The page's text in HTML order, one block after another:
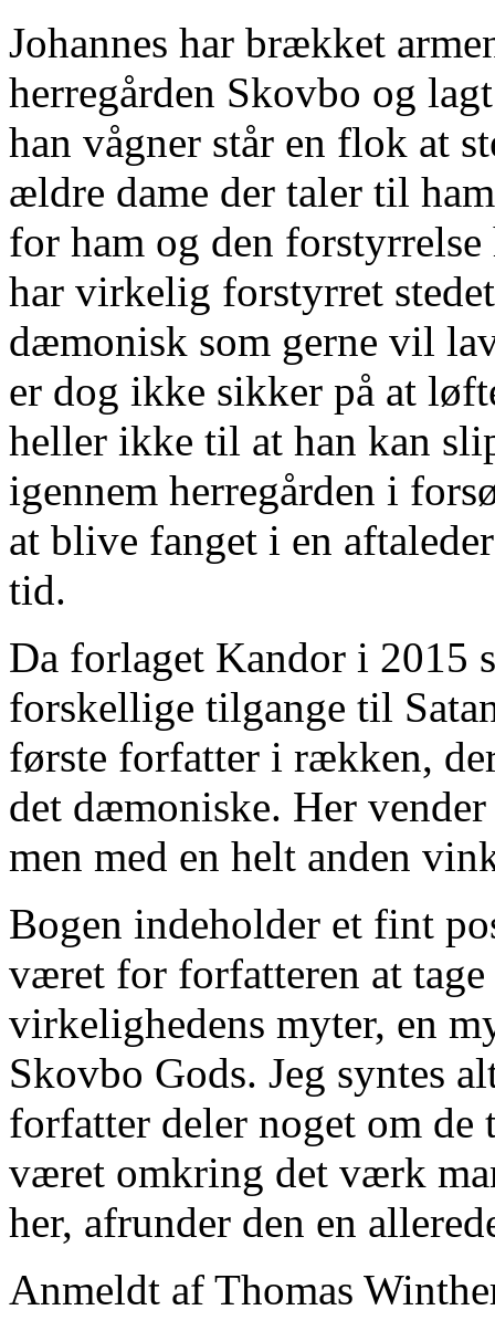
Johannes har brækket
herregården Skovbo og
han vågner står en flok at
ældre dame der taler til
for ham og den
har virkelig forstyrret
dæmonisk som gerne vil
er dog ikke sikker på at
heller ikke til at han kan
igennem herregården i
at blive fanget i en
tid.
Da forlaget Kandor i 2015
forskellige tilgange til
første forfatter i rækken,
det dæmoniske. Her
men med en helt anden
Bogen indeholder et fint
været for forfatteren at
virkelighedens myter, en
Skov­bo Gods. Jeg syntes
forfatter deler noget om de
været omkring det værk
her, afrunder den en
Anmeldt af Thomas